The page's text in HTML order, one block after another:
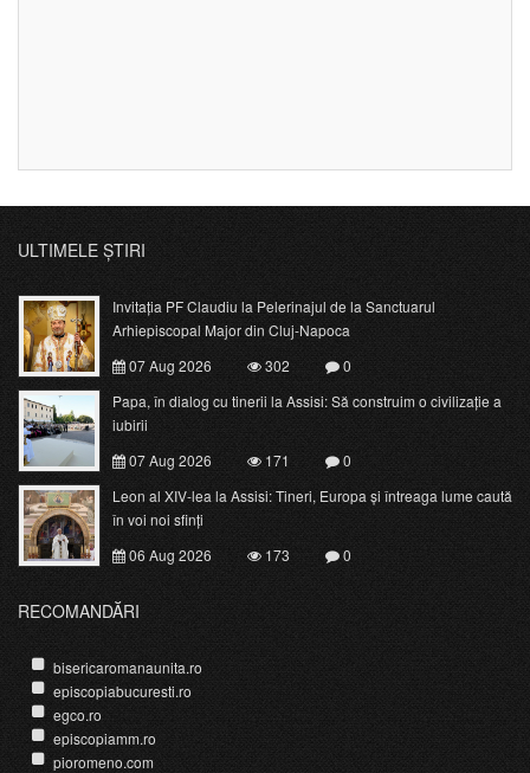
ULTIMELE ȘTIRI
Invitația PF Claudiu la Pelerinajul de la Sanctuarul
Arhiepiscopal Major din Cluj-Napoca
07 Aug 2026
302
0
Papa, în dialog cu tinerii la Assisi: Să construim o civilizație a
iubirii
07 Aug 2026
171
0
Leon al XIV-lea la Assisi: Tineri, Europa și întreaga lume caută
în voi noi sfinți
06 Aug 2026
173 0
RECOMANDĂRI
bisericaromanaunita.ro
episcopiabucuresti.ro
egco.ro
episcopiamm.ro
pioromeno.com